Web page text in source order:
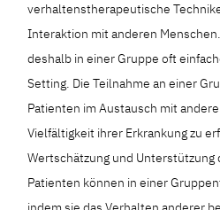
verhaltenstherapeutische
Interaktion mit anderen
deshalb in einer Gruppe oft
Setting. Die Teilnahme an einer
Patienten im Austausch mit
Vielfältigkeit ihrer Erkrankung zu
Wertschätzung und Unterstützung
Patienten können in einer